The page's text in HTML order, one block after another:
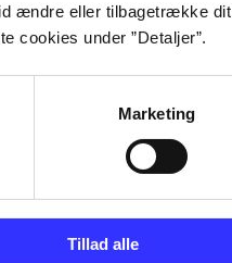
ændre eller tilbagetrække dit
cookies under ”Detaljer”.
Marketing
Tillad alle